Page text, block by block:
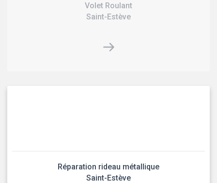
Volet Roulant
Saint-Estève
Réparation rideau métallique
Saint-Estève